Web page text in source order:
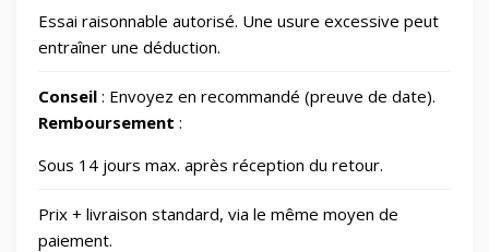
Photos et Caméras 797
Santé et beauté 66
Smart Home/Lighting/Lighting fixtures
Smartphones & Tablets
Essai raisonnable autorisé. Une usure excessive peut
entraîner une déduction.
Conseil : Envoyez en recommandé (preuve de date).
Remboursement :
Sous 14 jours max. après réception du retour.
Prix + livraison standard, via le même moyen de
paiement.